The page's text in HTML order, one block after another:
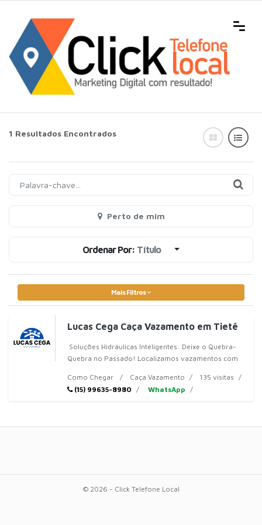
1 Resultados Encontrados
Perto de mim
Ordenar Por: Título
Mais Filtros
Lucas Cega Caça Vazamento em Tietê
Soluções Hidráulicas Inteligentes: Deixe o Quebra-
Quebra no Passado! Localizamos vazamentos com
do
Como Chegar Caça Vazamento
135 visitas
(15) 99635-8980
WhatsApp
© 2026 - Click Telefone Local